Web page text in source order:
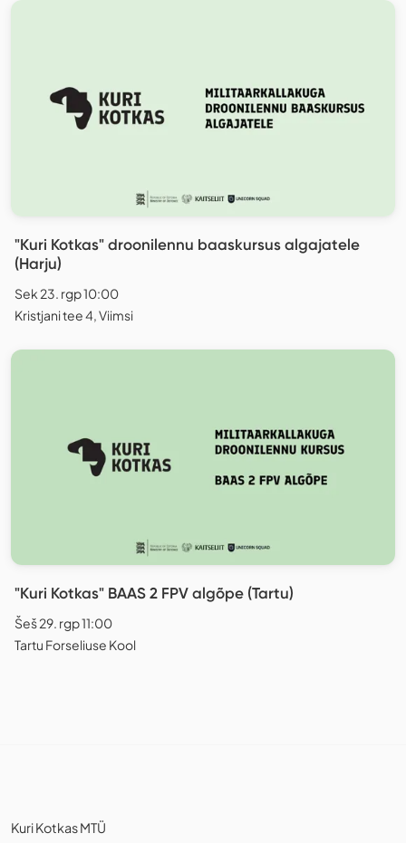
"Kuri Kotkas" droonilennu baaskursus algajatele
(Harju)
Sek 23. rgp 10:00
Kristjani tee 4, Viimsi
"Kuri Kotkas" BAAS 2 FPV algõpe (Tartu)
Šeš 29. rgp 11:00
Tartu Forseliuse Kool
Kuri Kotkas MTÜ